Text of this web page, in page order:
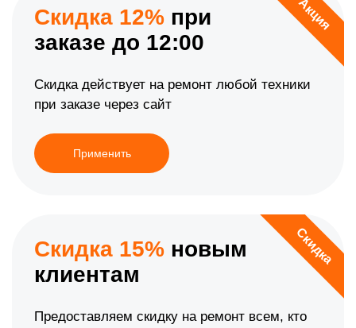
Акция
Скидка 12% при
заказе до 12:00
Скидка действует на ремонт любой техники
при заказе через сайт
Применить
Скидка
Скидка 15% новым
клиентам
Предоставляем скидку на ремонт всем, кто